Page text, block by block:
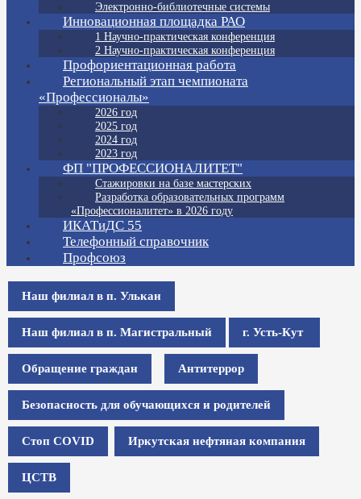
Электронно-библиотечные системы
Инновационная площадка РАО
1 Научно-практическая конференция
2 Научно-практическая конференция
Профориентационная работа
Региональный этап чемпионата
«Профессионалы»
2026 год
2025 год
2024 год
2023 год
ФП "ПРОФЕССИОНАЛИТЕТ"
Стажировки на базе мастерских
Разработка образовательных программ
«Профессионалитет» в 2026 году
ИКАТиДС 55
Телефонный справочник
Профсоюз
Наш филиал в п. Улькан
Наш филиал в п. Магистральный г. Усть-Кут
Обращение граждан Антитеррор
Безопасность для обучающихся и родителей
Стоп COVID Иркутская нефтяная компания
ЦСТВ